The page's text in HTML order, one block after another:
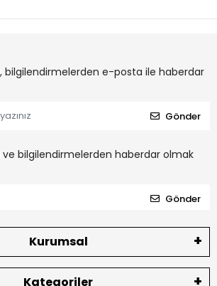
bilgilendirmelerden e-posta ile haberdar
Gönder
bilgilendirmelerden haberdar olmak
Gönder
Kurumsal
Kategoriler